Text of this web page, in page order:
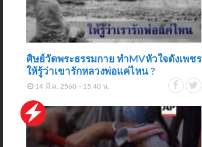
ศิษย์วัดพระธรรมกาย ทำMVหัวใจดังเพชร
ให้รู้ว่าเขารักหลวงพ่อแค่ไหน ?
14 มี.ค. 2560 - 15.40 น.